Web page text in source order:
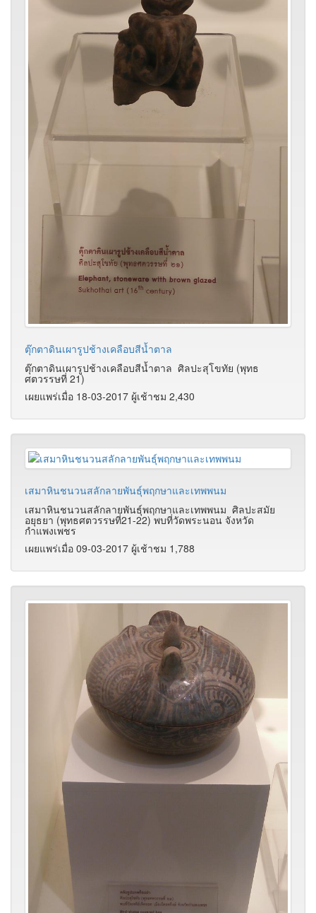
ตุ๊กตาดินเผารูปช้างเคลือบสีน้ำตาล
ตุ๊กตาดินเผารูปช้างเคลือบสีน้ำตาล ศิลปะสุโขทัย (พุทธ
ศตวรรษที่ 21)
เผยแพร่เมื่อ 18-03-2017 ผู้เช้าชม 2,430
เสมาหินชนวนสลักลายพันธุ์พฤกษาและเทพพนม
เสมาหินชนวนสลักลายพันธุ์พฤกษาและเทพพนม ศิลปะสมัย
อยุธยา (พุทธศตวรรษที่21-22) พบที่วัดพระนอน จังหวัด
กำแพงเพชร
เผยแพร่เมื่อ 09-03-2017 ผู้เช้าชม 1,788